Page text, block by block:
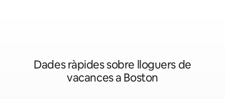
Dades ràpides sobre lloguers de
vacances a Boston